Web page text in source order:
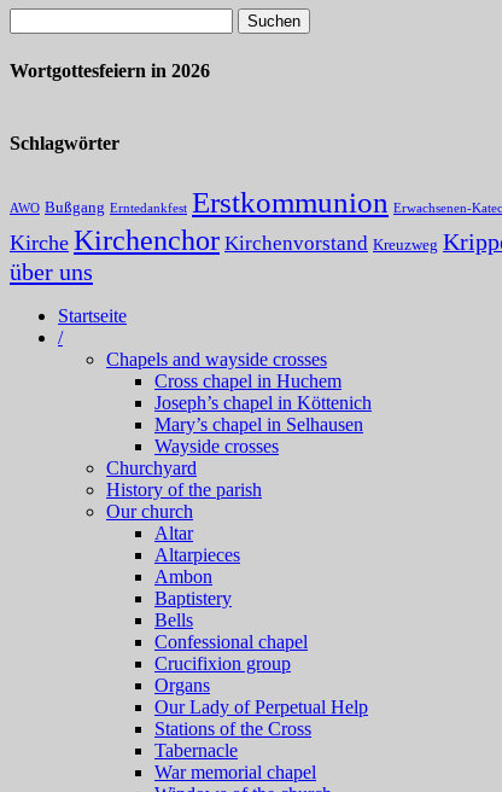
Wortgottesfeiern in 2026
Schlagwörter
AWO Bußgang Erntedankfest Erstkommunion Erwachsenen-
Kirche Kirchenchor Kirchenvorstand Kreuzweg
über uns
Startseite
/
Chapels and wayside crosses
Cross chapel in Huchem
Joseph’s chapel in Köttenich
Mary’s chapel in Selhausen
Wayside crosses
Churchyard
History of the parish
Our church
Altar
Altarpieces
Ambon
Baptistery
Bells
Confessional chapel
Crucifixion group
Organs
Our Lady of Perpetual Help
Stations of the Cross
Tabernacle
War memorial chapel